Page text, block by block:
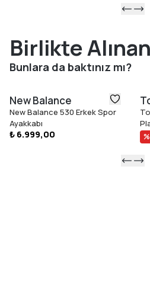
Birlikte
Bunlara da baktınız mı?
New Balance
New Balance 530 Erkek Spor
Ayakkabı
₺ 6.999,00 %